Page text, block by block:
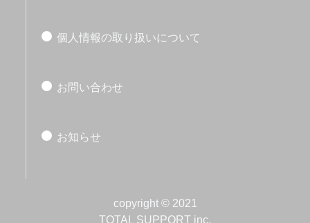
個人情報の取り扱いについて
お問い合わせ
お知らせ
copyright ©︎ 2021
TOTAL SUPPORT inc.